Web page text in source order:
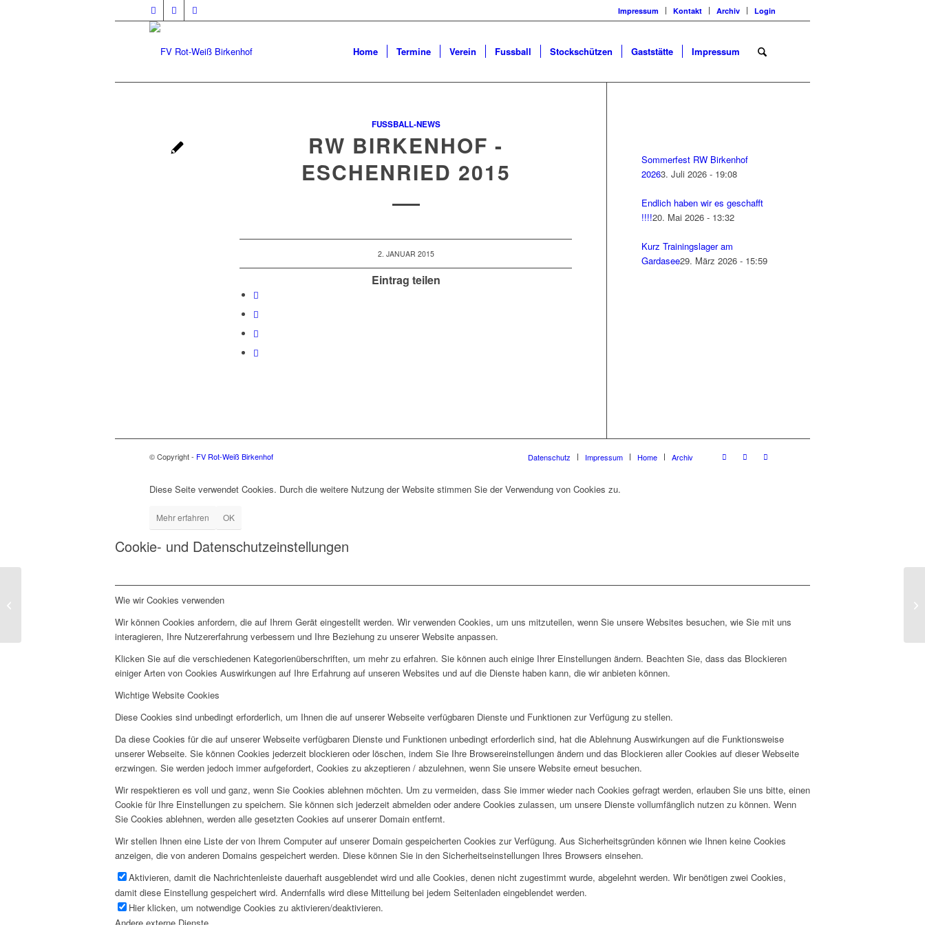
Impressum Kontakt Archiv Login
Home Termine Verein Fussball Stockschützen Gaststätte Impressum
FUSSBALL-NEWS
RW BIRKENHOF -
ESCHENRIED 2015
2. JANUAR 2015
Eintrag teilen
Sommerfest RW Birkenhof
20263. Juli 2026 - 19:08
Endlich haben wir es geschafft
!!!!20. Mai 2026 - 13:32
Kurz Trainingslager am
Gardasee29. März 2026 - 15:59
© Copyright - FV Rot-Weiß Birkenhof Datenschutz Impressum Home Archiv
SpVgg Kammerberg II –
Diese Seite verwendet Cookies. Durch die weitere Nutzung der Website stimmen Sie der Verwendung von Cookies zu.
Mehr erfahren OK
Cookie- und Datenschutzeinstellungen
Wie wir Cookies verwenden
Wir können Cookies anfordern, die auf Ihrem Gerät eingestellt werden. Wir verwenden Cookies, um uns mitzuteilen, wenn Sie unsere Websites besuchen, wie Sie mit uns
interagieren, Ihre Nutzererfahrung verbessern und Ihre Beziehung zu unserer Website anpassen.
Klicken Sie auf die verschiedenen Kategorienüberschriften, um mehr zu erfahren. Sie können auch einige Ihrer Einstellungen ändern. Beachten Sie, dass das Blockieren
einiger Arten von Cookies Auswirkungen auf Ihre Erfahrung auf unseren Websites und auf die Dienste haben kann, die wir anbieten können.
Wichtige Website Cookies
Diese Cookies sind unbedingt erforderlich, um Ihnen die auf unserer Webseite verfügbaren Dienste und Funktionen zur Verfügung zu stellen.
Da diese Cookies für die auf unserer Webseite verfügbaren Dienste und Funktionen unbedingt erforderlich sind, hat die Ablehnung Auswirkungen auf die Funktionsweise
unserer Webseite. Sie können Cookies jederzeit blockieren oder löschen, indem Sie Ihre Browsereinstellungen ändern und das Blockieren aller Cookies auf dieser Webseite
erzwingen. Sie werden jedoch immer aufgefordert, Cookies zu akzeptieren / abzulehnen, wenn Sie unsere Website erneut besuchen.
Wir respektieren es voll und ganz, wenn Sie Cookies ablehnen möchten. Um zu vermeiden, dass Sie immer wieder nach Cookies gefragt werden, erlauben Sie uns bitte, einen
Cookie für Ihre Einstellungen zu speichern. Sie können sich jederzeit abmelden oder andere Cookies zulassen, um unsere Dienste vollumfänglich nutzen zu können. Wenn
Sie Cookies ablehnen, werden alle gesetzten Cookies auf unserer Domain entfernt.
Wir stellen Ihnen eine Liste der von Ihrem Computer auf unserer Domain gespeicherten Cookies zur Verfügung. Aus Sicherheitsgründen können wie Ihnen keine Cookies
anzeigen, die von anderen Domains gespeichert werden. Diese können Sie in den Sicherheitseinstellungen Ihres Browsers einsehen.
Aktivieren, damit die Nachrichtenleiste dauerhaft ausgeblendet wird und alle Cookies, denen nicht zugestimmt wurde, abgelehnt werden. Wir benötigen zwei Cookies,
damit diese Einstellung gespeichert wird. Andernfalls wird diese Mitteilung bei jedem Seitenladen eingeblendet werden.
Hier klicken, um notwendige Cookies zu aktivieren/deaktivieren.